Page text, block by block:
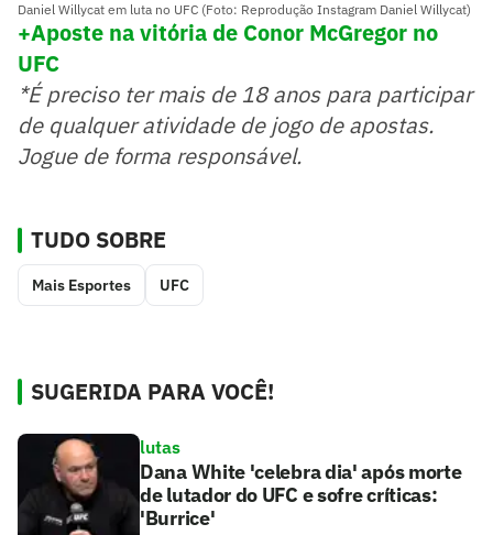
Daniel Willycat em luta no UFC (Foto: Reprodução Instagram Daniel Willycat)
+Aposte na vitória de Conor McGregor no
UFC
*É preciso ter mais de 18 anos para participar
de qualquer atividade de jogo de apostas.
Jogue de forma responsável.
TUDO SOBRE
Mais Esportes UFC
SUGERIDA PARA VOCÊ!
lutas
Dana White 'celebra dia' após morte
de lutador do UFC e sofre críticas:
'Burrice'